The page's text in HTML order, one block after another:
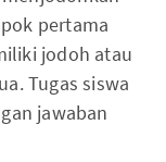
pertama
jodoh atau
Tugas siswa
jawaban